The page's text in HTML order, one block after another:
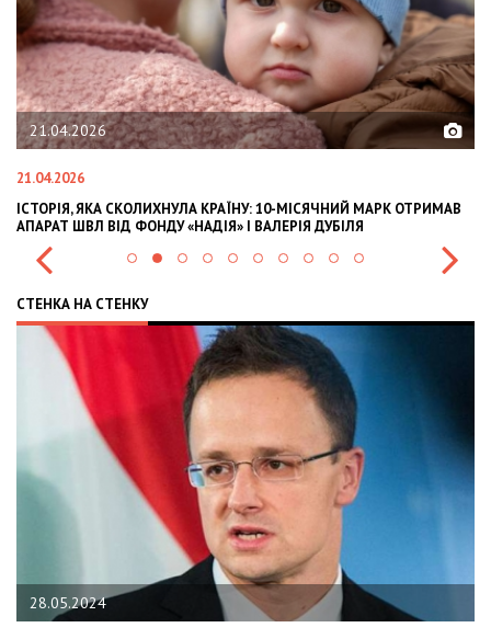
21.04.2026
21.04.2026
ІСТОРІЯ, ЯКА СКОЛИХНУЛА КРАЇНУ: 10-МІСЯЧНИЙ МАРК ОТРИМАВ
АПАРАТ ШВЛ ВІД ФОНДУ «НАДІЯ» І ВАЛЕРІЯ ДУБІЛЯ
СТЕНКА НА СТЕНКУ
28.05.2024